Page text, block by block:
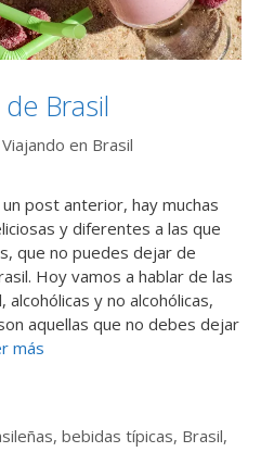
Brasil
Viajando en Brasil
post anterior, hay muchas
y diferentes a las que
que no puedes dejar de
Hoy vamos a hablar de las
y no alcohólicas,
aquellas que no debes dejar
más
, bebidas típicas, Brasil,